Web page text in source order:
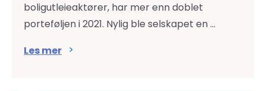
boligutleieaktører, har mer enn doblet
porteføljen i 2021. Nylig ble selskapet en ...
Les mer